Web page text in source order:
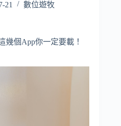
21 數位遊牧
幾個App你一定要載！